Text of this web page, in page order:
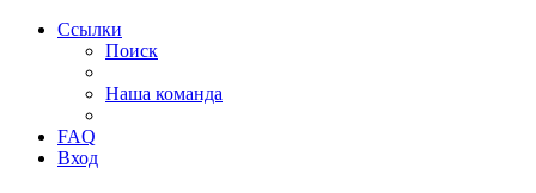
Ссылки
Поиск
Наша команда
FAQ
Вход